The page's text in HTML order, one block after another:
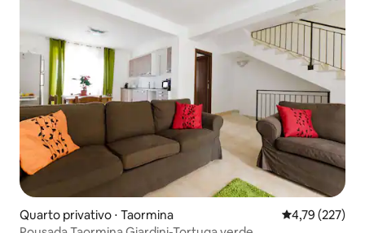
Quarto privativo ⋅ Taormina 4,79 de uma
4,79 (227)